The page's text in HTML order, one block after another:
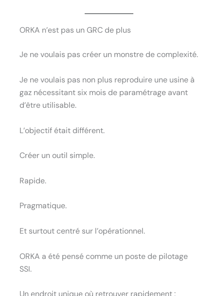
ORKA n’est pas un GRC de plus
Je ne voulais pas créer un monstre de complexité.
Je ne voulais pas non plus reproduire une usine à
gaz nécessitant six mois de paramétrage avant
d’être utilisable.
L’objectif était différent.
Créer un outil simple.
Rapide.
Pragmatique.
Et surtout centré sur l’opérationnel.
ORKA a été pensé comme un poste de pilotage
SSI.
Un endroit unique où retrouver rapidement :